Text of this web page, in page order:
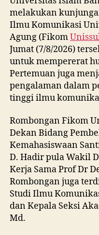
melakukan
Ilmu Komunikasi
Agung (Fikom
Jumat (7/8/2026)
untuk mempererat
Pertemuan juga
pengalaman dalam
tinggi ilmu
Rombongan Fikom
Dekan Bidang
Kemahasiswaan
D. Hadir pula Wakil
Kerja Sama Prof Dr
Rombongan juga
Studi Ilmu
dan Kepala Seksi
Md.